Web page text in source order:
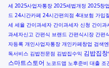
세 2025사업자통장 2025세법개정 2025창업
드 24시간카페 24시간편의점 4대보험 가입
세 세율 간이과세자 간이과세자 신청 간이과
과세자신고 간편식 브랜드 간편식시장 간편
자등록 개인사업자통장 개인카페창업 검색
독서비스 김밥전문점 김밥집수익 김밥집창
스마트스토어 노코드앱 노후준비 대출 조